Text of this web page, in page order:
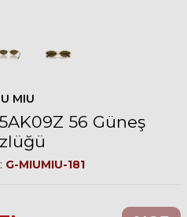
MIU
56 Güneş
G-MIUMIU-181